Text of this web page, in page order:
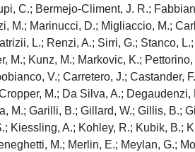
C.; Bermejo-Climent, J. R.;
M.; Marinucci, D.; Migliaccio, M.;
L.; Renzi, A.; Sirri, G.; Stanco,
M.; Kunz, M.; Markovic, K.;
V.; Carretero, J.;
M.; Da Silva, A.;
M.; Garilli, B.; Gillard, W.; Gillis, B.;
Kiessling, A.; Kohley, R.; Kubik, B.;
M.; Merlin, E.; Meylan, G.;